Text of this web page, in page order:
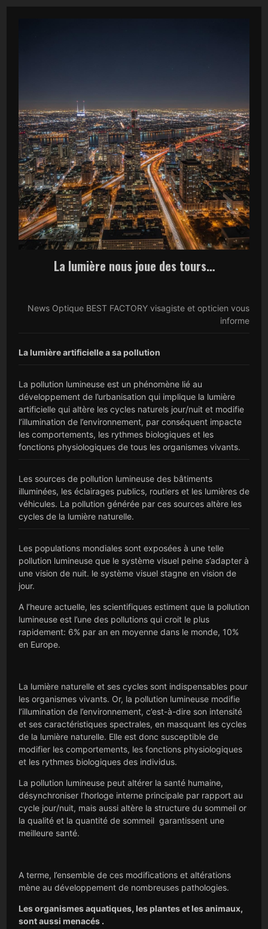
La lumière nous joue des tours…
News Optique BEST FACTORY visagiste et opticien vous
informe
La lumière artificielle a sa pollution
La pollution lumineuse est un phénomène lié au
développement de l’urbanisation qui implique la lumière
artificielle qui altère les cycles naturels jour/nuit et modifie
l’illumination de l’environnement, par conséquent impacte
les comportements, les rythmes biologiques et les
fonctions physiologiques de tous les organismes vivants.
Les sources de pollution lumineuse des bâtiments
illuminées, les éclairages publics, routiers et les lumières de
véhicules. La pollution générée par ces sources altère les
cycles de la lumière naturelle.
Les populations mondiales sont exposées à une telle
pollution lumineuse que le système visuel peine s’adapter à
une vision de nuit. le système visuel stagne en vision de
jour.
A l’heure actuelle, les scientifiques estiment que la pollution
lumineuse est l’une des pollutions qui croit le plus
rapidement: 6% par an en moyenne dans le monde, 10%
en Europe.
La lumière naturelle et ses cycles sont indispensables pour
les organismes vivants. Or, la pollution lumineuse modifie
l’illumination de l’environnement, c’est-à-dire son intensité
et ses caractéristiques spectrales, en masquant les cycles
de la lumière naturelle. Elle est donc susceptible de
modifier les comportements, les fonctions physiologiques
et les rythmes biologiques des individus.
La pollution lumineuse peut altérer la santé humaine,
désynchroniser l’horloge interne principale par rapport au
cycle jour/nuit, mais aussi altère la structure du sommeil or
la qualité et la quantité de sommeil garantissent une
meilleure santé.
A terme, l’ensemble de ces modifications et altérations
mène au développement de nombreuses pathologies.
Les organismes aquatiques, les plantes et les animaux,
sont aussi menacés .